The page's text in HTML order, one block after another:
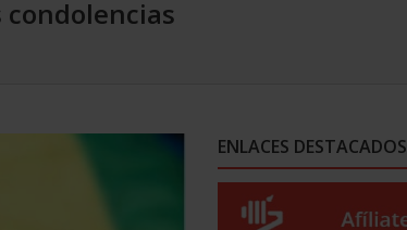
ENLACES DESTACADOS